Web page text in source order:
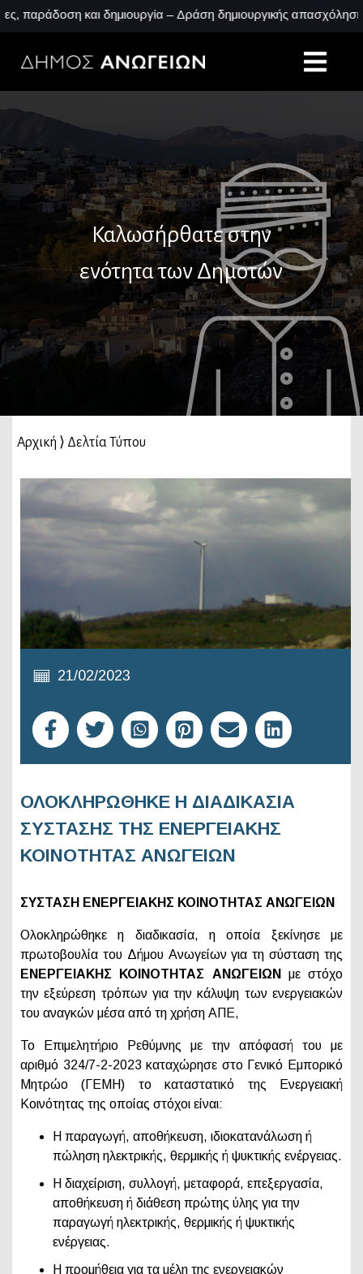
και δημιουργία – Δράση δημιουργικής απασχόλησης
Καλωσήρθατε στην
ενότητα των Δημοτών
Αρχική ⟩ Δελτία Τύπου
21/02/2023
ΟΛΟΚΛΗΡΩΘΗΚΕ Η ΔΙΑΔΙΚΑΣΙΑ
ΣΥΣΤΑΣΗΣ ΤΗΣ ΕΝΕΡΓΕΙΑΚΗΣ
ΚΟΙΝΟΤΗΤΑΣ ΑΝΩΓΕΙΩΝ
ΣΥΣΤΑΣΗ ΕΝΕΡΓΕΙΑΚΗΣ ΚΟΙΝΟΤΗΤΑΣ ΑΝΩΓΕΙΩΝ
Ολοκληρώθηκε η διαδικασία, η οποία ξεκίνησε με
πρωτοβουλία του Δήμου Ανωγείων για τη σύσταση της
ΕΝΕΡΓΕΙΑΚΗΣ ΚΟΙΝΟΤΗΤΑΣ ΑΝΩΓΕΙΩΝ με στόχο
την εξεύρεση τρόπων για την κάλυψη των ενεργειακών
του αναγκών μέσα από τη χρήση ΑΠΕ,
Το Επιμελητήριο Ρεθύμνης με την απόφασή του με
αριθμό 324/7-2-2023 καταχώρησε στο Γενικό Εμπορικό
Μητρώο (ΓΕΜΗ) το καταστατικό της Ενεργειακή
Κοινότητας της οποίας στόχοι είναι:
Η παραγωγή, αποθήκευση, ιδιοκατανάλωση ή
πώληση ηλεκτρικής, θερμικής ή ψυκτικής ενέργειας.
Η διαχείριση, συλλογή, μεταφορά, επεξεργασία,
αποθήκευση ή διάθεση πρώτης ύλης για την
παραγωγή ηλεκτρικής, θερμικής ή ψυκτικής
ενέργειας.
Η προμήθεια για τα μέλη της ενεργειακών